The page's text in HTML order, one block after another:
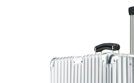
サイトマップ